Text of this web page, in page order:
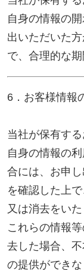
5．6．）のお申し
いたします。
なお、この受付方
じられない場合
い。
込みください。受
し出いただいた際
方法によりご本人
認をしたうえで、
回答いたします。
また、お申し出内
面をご提出いただ
サンプロ不動産株